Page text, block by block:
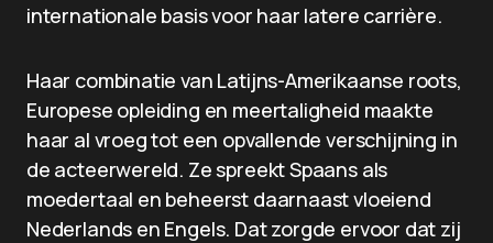
internationale basis voor haar latere carrière.
Haar combinatie van Latijns-Amerikaanse roots,
Europese opleiding en meertaligheid maakte
haar al vroeg tot een opvallende verschijning in
de acteerwereld. Ze spreekt Spaans als
moedertaal en beheerst daarnaast vloeiend
Nederlands en Engels. Dat zorgde ervoor dat zij